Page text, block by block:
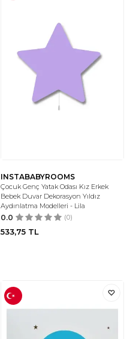
INSTABABYROOMS
Çocuk Genç Yatak Odası Kız Erkek
Bebek Duvar Dekorasyon Yıldız
Aydınlatma Modelleri - Lila
0.0 (0)
533,75 TL